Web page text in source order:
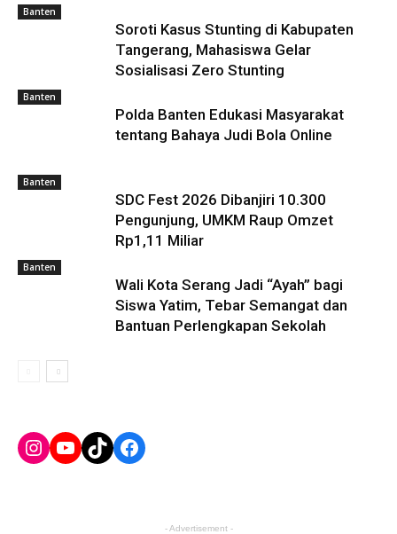
Banten
Soroti Kasus Stunting di Kabupaten
Tangerang, Mahasiswa Gelar
Sosialisasi Zero Stunting
Banten
Polda Banten Edukasi Masyarakat
tentang Bahaya Judi Bola Online
Banten
SDC Fest 2026 Dibanjiri 10.300
Pengunjung, UMKM Raup Omzet
Rp1,11 Miliar
Banten
Wali Kota Serang Jadi “Ayah” bagi
Siswa Yatim, Tebar Semangat dan
Bantuan Perlengkapan Sekolah
Instagram
YouTube
TikTokFacebook
- Advertisement -